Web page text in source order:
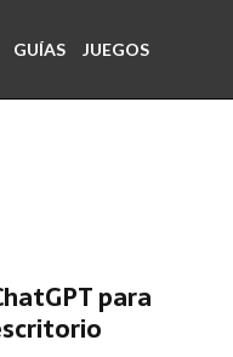
GUÍAS JUEGOS
para